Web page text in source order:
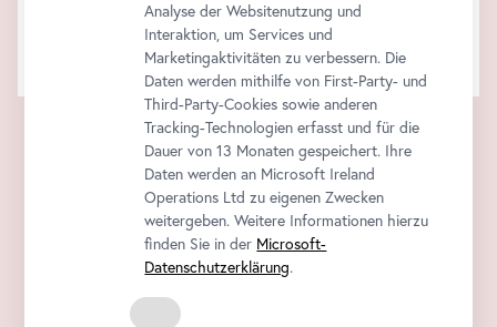
Analyse der Websitenutzung und
Interaktion, um Services und
Marketingaktivitäten zu verbessern. Die
Daten werden mithilfe von First-Party- und
Third-Party-Cookies sowie anderen
Tracking-Technologien erfasst und für die
Dauer von 13 Monaten gespeichert. Ihre
Daten werden an Microsoft Ireland
Operations Ltd zu eigenen Zwecken
weitergeben. Weitere Informationen hierzu
finden Sie in der Microsoft-
Datenschutzerklärung.